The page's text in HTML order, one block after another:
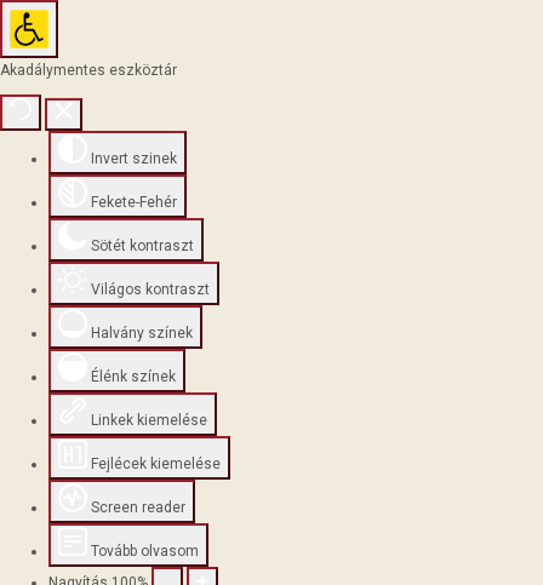
Akadálymentes eszköztár
Invert szinek
Fekete-Fehér
Sötét kontraszt
Világos kontraszt
Halvány színek
Élénk színek
Linkek kiemelése
Fejlécek kiemelése
Screen reader
Tovább olvasom